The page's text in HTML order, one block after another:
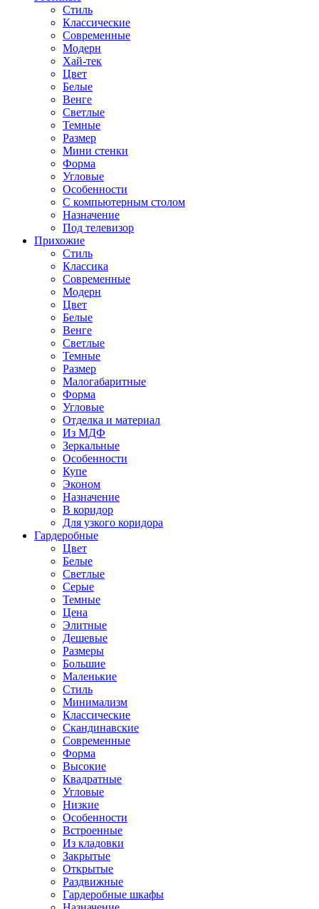
Стиль
Классические
Современные
Модерн
Хай-тек
Цвет
Белые
Венге
Светлые
Темные
Размер
Мини стенки
Форма
Угловые
Особенности
С компьютерным столом
Назначение
Под телевизор
Прихожие
Стиль
Классика
Современные
Модерн
Цвет
Белые
Венге
Светлые
Темные
Размер
Малогабаритные
Форма
Угловые
Отделка и материал
Из МДФ
Зеркальные
Особенности
Купе
Эконом
Назначение
В коридор
Для узкого коридора
Гардеробные
Цвет
Белые
Светлые
Серые
Темные
Цена
Элитные
Дешевые
Размеры
Большие
Маленькие
Стиль
Минимализм
Классические
Скандинавские
Современные
Форма
Высокие
Квадратные
Угловые
Низкие
Особенности
Встроенные
Из кладовки
Закрытые
Открытые
Раздвижные
Гардеробные шкафы